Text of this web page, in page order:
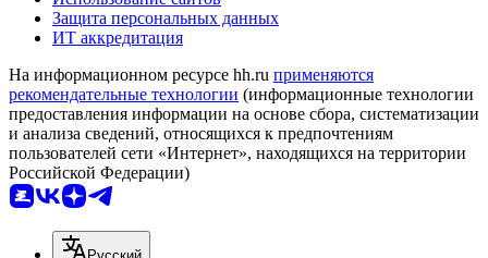
Защита персональных данных
ИТ аккредитация
На информационном ресурсе hh.ru применяются
рекомендательные технологии (информационные технологии
предоставления информации на основе сбора, систематизации
и анализа сведений, относящихся к предпочтениям
пользователей сети «Интернет», находящихся на территории
Российской Федерации)